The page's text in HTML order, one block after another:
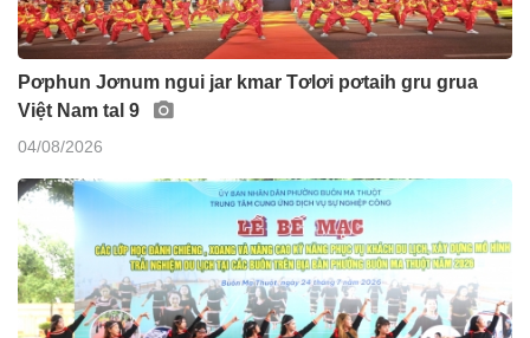
Pơphun Jơnum ngui jar kmar Tơlơi pơtaih gru grua
Việt Nam tal 9
04/08/2026